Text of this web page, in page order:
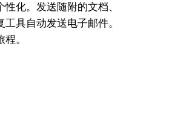
化。发送随附的文档、
具自动发送电子邮件。
。